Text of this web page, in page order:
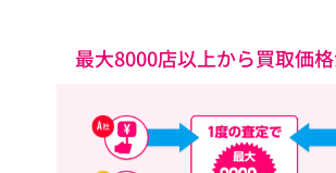
最大8000店以上から買取価格